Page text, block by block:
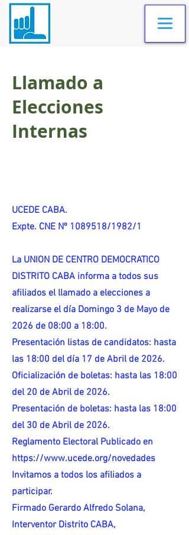
Llamado a
Elecciones
Internas
UCEDE CABA.
Expte. CNE Nº 1089518/1982/1
La UNION DE CENTRO DEMOCRATICO
DISTRITO CABA informa a todos sus
afiliados el llamado a elecciones a
realizarse el día Domingo 3 de Mayo de
2026 de 08:00 a 18:00.
Presentación listas de candidatos: hasta
las 18:00 del día 17 de Abril de 2026.
Oficialización de boletas: hasta las 18:00
del 20 de Abril de 2026.
Presentación de boletas: hasta las 18:00
del 30 de Abril de 2026.
Reglamento Electoral Publicado en
https://www.ucede.org/novedades
Invitamos a todos los afiliados a
participar.
Firmado Gerardo Alfredo Solana,
Interventor Distrito CABA,